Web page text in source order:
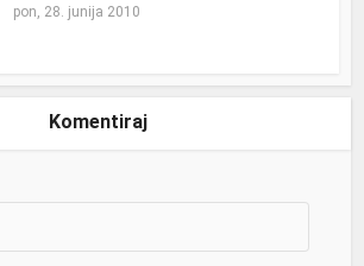
pon, 28. junija 2010
Komentiraj